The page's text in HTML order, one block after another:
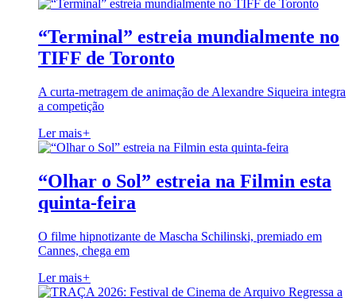
“Terminal” estreia mundialmente no
TIFF de Toronto
A curta-metragem de animação de Alexandre Siqueira integra
a competição
Ler mais+
“Olhar o Sol” estreia na Filmin esta
quinta-feira
O filme hipnotizante de Mascha Schilinski, premiado em
Cannes, chega em
Ler mais+